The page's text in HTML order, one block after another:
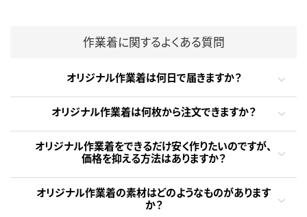
作業着に関するよくある質問
オリジナル作業着は何日で届きますか？
オリジナル作業着は何枚から注文できますか？
オリジナル作業着をできるだけ安く作りたいのですが、
価格を抑える方法はありますか？
オリジナル作業着の素材はどのようなものがあります
か？